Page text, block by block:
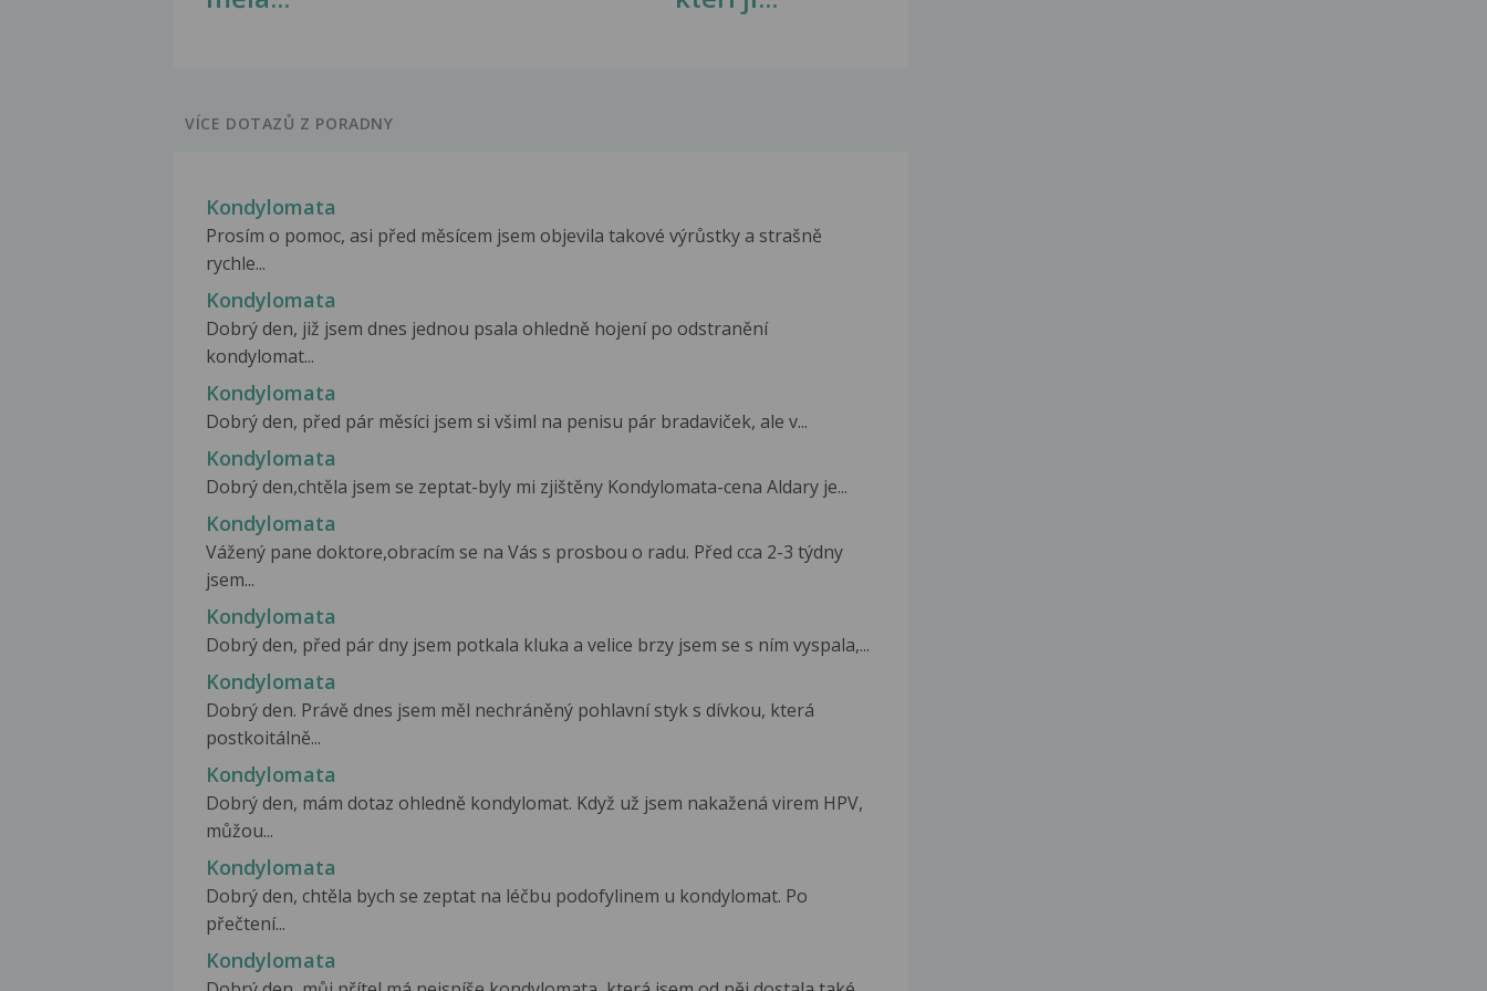
VÍCE DOTAZŮ Z PORADNY
Kondylomata
Prosím o pomoc, asi před měsícem jsem objevila takové výrůstky a strašně
rychle...
Kondylomata
Dobrý den, již jsem dnes jednou psala ohledně hojení po odstranění
kondylomat...
Kondylomata
Dobrý den, před pár měsíci jsem si všiml na penisu pár bradaviček, ale v...
Kondylomata
Dobrý den,chtěla jsem se zeptat-byly mi zjištěny Kondylomata-cena Aldary je...
Kondylomata
Vážený pane doktore,obracím se na Vás s prosbou o radu. Před cca 2-3 týdny
jsem...
Kondylomata
Dobrý den, před pár dny jsem potkala kluka a velice brzy jsem se s ním vyspala,...
Kondylomata
Dobrý den. Právě dnes jsem měl nechráněný pohlavní styk s dívkou, která
postkoitálně...
Kondylomata
Dobrý den, mám dotaz ohledně kondylomat. Když už jsem nakažená virem HPV,
můžou...
Kondylomata
Dobrý den, chtěla bych se zeptat na léčbu podofylinem u kondylomat. Po
přečtení...
Kondylomata